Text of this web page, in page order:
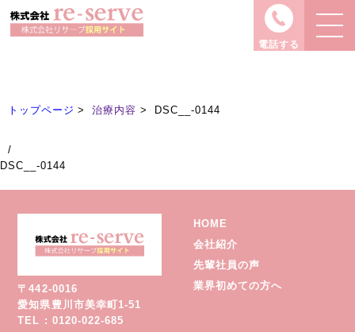
電話する
Treatment
トップページ 治療内容 DSC__-0144
/
DSC__-0144
〒442-0016
愛知県豊川市美幸町1-51
TEL : 0120-022-685
HOME
会社紹介
先輩社員の声
業界初めての方へ